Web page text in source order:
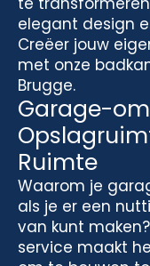
elegant design
Creëer jouw
met onze
Brugge.
Garage-
Ruimte
Waarom je
als je er een
van kunt
service maakt